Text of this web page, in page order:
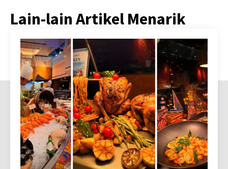
Lain-lain Artikel Menarik